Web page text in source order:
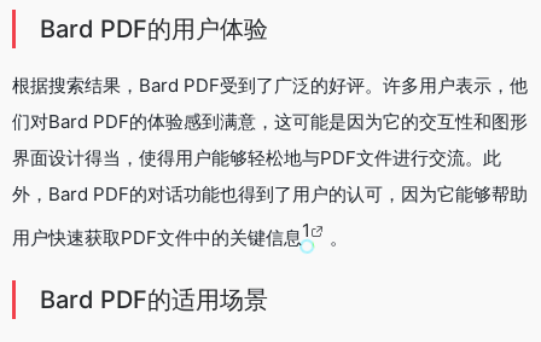
Bard PDF的用户体验
根据搜索结果，Bard PDF受到了广泛的好评。许多用户表示，他
们对Bard PDF的体验感到满意，这可能是因为它的交互性和图形
界面设计得当，使得用户能够轻松地与PDF文件进行交流。此
外，Bard PDF的对话功能也得到了用户的认可，因为它能够帮助
用户快速获取PDF文件中的关键信息1 。
Bard PDF的适用场景